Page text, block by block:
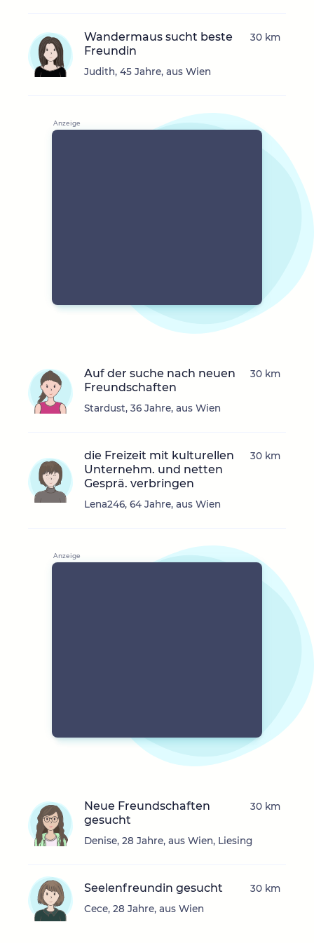
Wandermaus sucht beste
Freundin
Judith, 45 Jahre, aus Wien
30 km
Auf der suche nach neuen
Freundschaften
Stardust, 36 Jahre, aus Wien
30 km
die Freizeit mit kulturellen
Unternehm. und netten
Gesprä. verbringen
Lena246, 64 Jahre, aus Wien
30 km
Neue Freundschaften
gesucht
Denise, 28 Jahre, aus Wien, Liesing
30 km
Seelenfreundin gesucht
Cece, 28 Jahre, aus Wien
30 km